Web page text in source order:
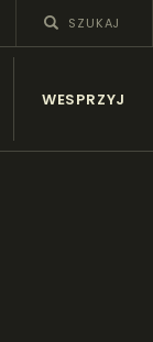
WESPRZYJ